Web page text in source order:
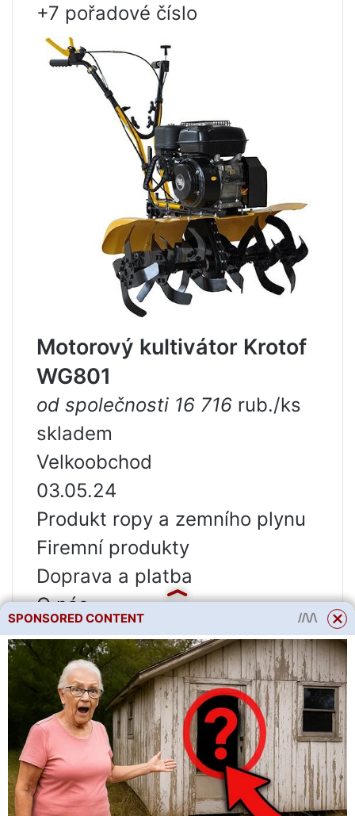
+7 pořadové číslo
Motorový kultivátor Krotof
WG801
od společnosti 16 716 rub./ks
skladem
Velkoobchod
03.05.24
Produkt ropy a zemního plynu
Firemní produkty
Doprava a platba
O nás
2.0 8 recenzí
Kontakty
6 let placené stáže
Jekatěrinburg
+7 pořadové číslo
SPONSORED CONTENT